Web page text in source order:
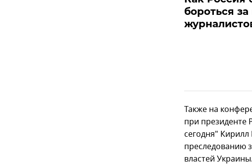
бороться за
Также на
при президенте
сегодня"
преследованию
властей Украины.